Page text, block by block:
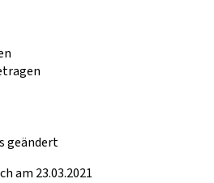
geändert
am 23.03.2021